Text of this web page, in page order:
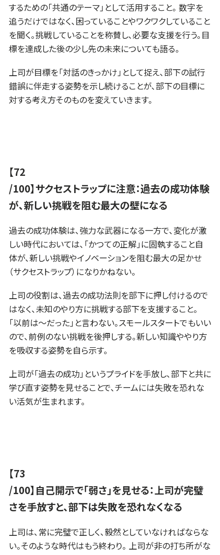
するための「共通のテーマ」として活用すること。 数字を
追うだけではなく、困っていることやワクワクしていること
を聞く。挑戦していることを称賛し、必要な支援を行う。目
標を達成した後の少し先の未来についても語る。
上司が目標を「対話のきっかけ」として捉え、部下の試行
錯誤に伴走する姿勢を示し続けることが、部下の目標に
対する考え方そのものを変えていきます。
【72
/100】サクセストラップに注意：過去の成功体験
が、新しい挑戦を阻む最大の壁になる
過去の成功体験は、強力な武器になる一方で、変化が激
しい時代においては、「かつての正解」に固執すること自
体が、新しい挑戦やイノベーションを阻む最大の足かせ
（サクセストラップ）になりかねない。
上司の役割は、過去の成功法則を部下に押し付けるので
はなく、未知のやり方に挑戦する部下を支援すること。
「以前は～だった」と言わない。スモールスタートでもいい
ので、前例のない挑戦を後押しする。新しい知識ややり方
を吸収する姿勢を自ら示す。
上司が「過去の成功」というプライドを手放し、部下と共に
学び直す姿勢を見せることで、チームには失敗を恐れな
い活気が生まれます。
【73
/100】自己開示で「弱さ」を見せる：上司が完璧
さを手放すと、部下は失敗を恐れなくなる
上司は、常に完璧で正しく、毅然としていなければならな
い。そのような時代はもう終わり。 上司が非の打ち所がな